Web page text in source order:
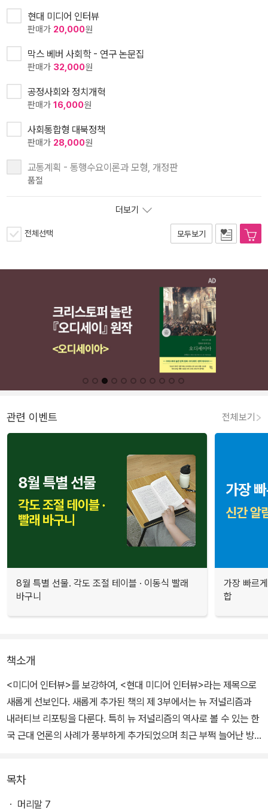
현대 미디어 인터뷰
판매가 20,000원
막스 베버 사회학 - 연구 논문집
판매가 32,000원
공정사회와 정치개혁
판매가 16,000원
사회통합형 대북정책
판매가 28,000원
교통계획 - 통행수요이론과 모형, 개정판
품절
더보기
전체선택 모두보기
관련 이벤트 전체보기
8월 특별 선물. 각도 조절 테이블 · 이동식 빨래
바구니
가장 빠르
합
책소개
<미디어 인터뷰>를 보강하여, <현대 미디어 인터뷰>라는 제목으로
새롭게 선보인다. 새롭게 추가된 책의 제 3부에서는 뉴 저널리즘과
내러티브 리포팅을 다룬다. 특히 뉴 저널리즘의 역사로 볼 수 있는 한
국 근대 언론의 사례가 풍부하게 추가되었으며 최근 부쩍 늘어난 방
목차
ㆍ 머리말 7